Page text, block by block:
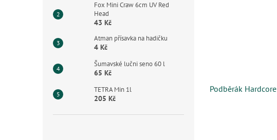
Fox Mini Craw 6cm UV Red
Head
43 Kč
Atman přísavka na hadičku
4 Kč
Šumavské lučni seno 60 l
65 Kč
TETRA Min 1l
205 Kč
Podběrák Hardcore